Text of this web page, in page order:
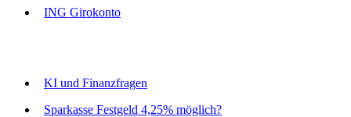
ING Girokonto
KI und Finanzfragen
Sparkasse Festgeld 4,25% möglich?